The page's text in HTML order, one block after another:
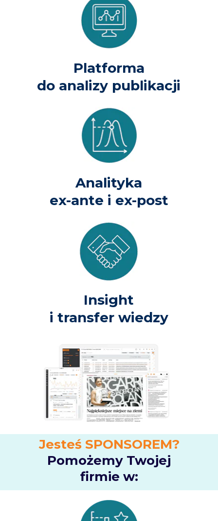
Platforma
do analizy publikacji
Analityka
ex-ante i ex-post
Insight
i transfer wiedzy
Jesteś SPONSOREM?
Pomożemy Twojej
firmie w: